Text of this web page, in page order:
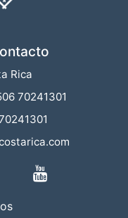
Rica
70241301